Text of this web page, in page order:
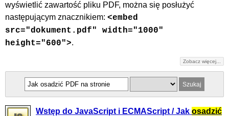
wyświetlić zawartość pliku PDF, można się posłużyć
następującym znacznikiem: <embed
src="dokument.pdf" width="1000"
height="600">.
Zobacz więcej...
Wstęp do JavaScript i ECMAScript / Jak osadzić